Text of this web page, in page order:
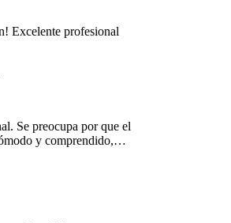
Excelente profesional
Se preocupa por que el
y comprendido,
a sus necesidades.
y entrega herramientas
la relación con la comida,
sea llevadero y no un